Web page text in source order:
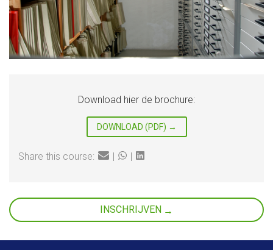
Download hier de brochure:
DOWNLOAD (PDF)
Share this course:
INSCHRIJVEN